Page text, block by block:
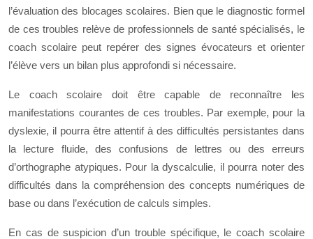
l’évaluation des blocages scolaires. Bien que le diagnostic formel
de ces troubles relève de professionnels de santé spécialisés, le
coach scolaire peut repérer des signes évocateurs et orienter
l’élève vers un bilan plus approfondi si nécessaire.
Le coach scolaire doit être capable de reconnaître les
manifestations courantes de ces troubles. Par exemple, pour la
dyslexie, il pourra être attentif à des difficultés persistantes dans
la lecture fluide, des confusions de lettres ou des erreurs
d’orthographe atypiques. Pour la dyscalculie, il pourra noter des
difficultés dans la compréhension des concepts numériques de
base ou dans l’exécution de calculs simples.
En cas de suspicion d’un trouble spécifique, le coach scolaire